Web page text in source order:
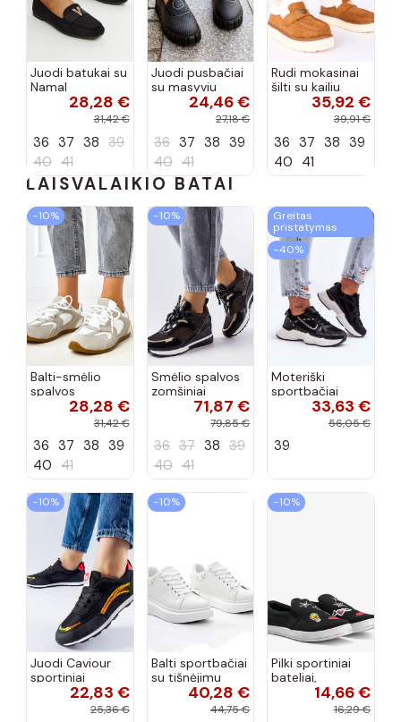
Juodi batukai su
Namal
dekoracija28,28 €
31,42 €
36 37 38 39
40 41
Juodi pusbačiai
su masyviu
padu Teska24,46 €
27,18 €
36 37 38 39
40 41
Rudi mokasinai
šilti su kailiu
35,92 €
39,91 €
36 37 38 39
40 41
LAISVALAIKIO BATAI
−10%
Balti-smėlio
spalvos
sportiniai
Casey
28,28 €
31,42 €
36 37 38 39
40 41
−10%
Smėlio spalvos
zomšiniai
sportiniai
bateliai, „Karino"
71,87 €
79,85 €
36 37 38 39
40 41
Greitas
pristatymas
−40%
Moteriški
sportbačiai
juodos spalvos
33,63 €
56,05 €
39
−10%
Juodi Caviour
sportiniai
sportbačiai22,83 €
25,36 €
−10%
Balti sportbačiai
su tišnėjimu
Peyton40,28 €
44,75 €
−10%
Pilki sportiniai
bateliai,
„Justice"14,66 €
16,29 €